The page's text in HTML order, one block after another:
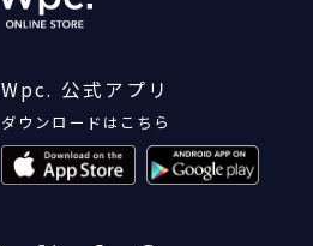
Wpc. 公式アプリ
ダウンロードはこちら